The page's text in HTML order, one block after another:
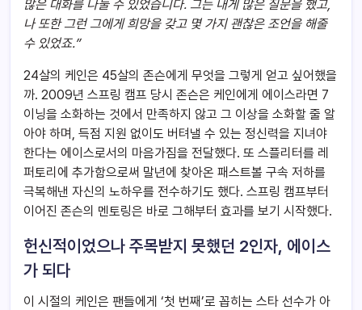
많은 대화를 나눌 수 있었습니다. 그는 내게 많은 질문을 했고,
나 또한 그런 그에게 희망을 갖고 몇 가지 괜찮은 조언을 해줄
수 있었죠.”
24살의 케인은 45살의 존슨에게 무엇을 그렇게 얻고 싶어했을
까. 2009년 스프링 캠프 당시 존슨은 케인에게 에이스라면 7
이닝을 소화하는 것에서 만족하지 않고 그 이상을 소화할 줄 알
아야 하며, 득점 지원 없이도 버텨낼 수 있는 정신력을 지녀야
한다는 에이스로서의 마음가짐을 전달했다. 또 스플리터를 레
퍼토리에 추가함으로써 말년에 찾아온 패스트볼 구속 저하를
극복해낸 자신의 노하우를 전수하기도 했다. 스프링 캠프부터
이어진 존슨의 멘토링은 바로 그해부터 효과를 보기 시작했다.
헌신적이었으나 주목받지 못했던 2인자, 에이스
가 되다
이 시절의 케인은 팬들에게 ‘첫 번째’로 꼽히는 스타 선수가 아